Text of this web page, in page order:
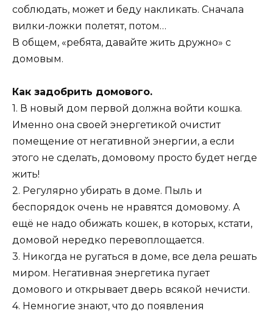
соблюдать, может и беду накликать. Сначала
вилки-ложки полетят, потом…
В общем, «ребята, давайте жить дружно» с
домовым.
Как задобрить домового.
1. В новый дом первой должна войти кошка.
Именно она своей энергетикой очистит
помещение от негативной энергии, а если
этого не сделать, домовому просто будет негде
жить!
2. Регулярно убирать в доме. Пыль и
беспорядок очень не нравятся домовому. А
ещё не надо обижать кошек, в которых, кстати,
домовой нередко перевоплощается.
3. Никогда не ругаться в доме, все дела решать
миром. Негативная энергетика пугает
домового и открывает дверь всякой нечисти.
4. Немногие знают, что до появления